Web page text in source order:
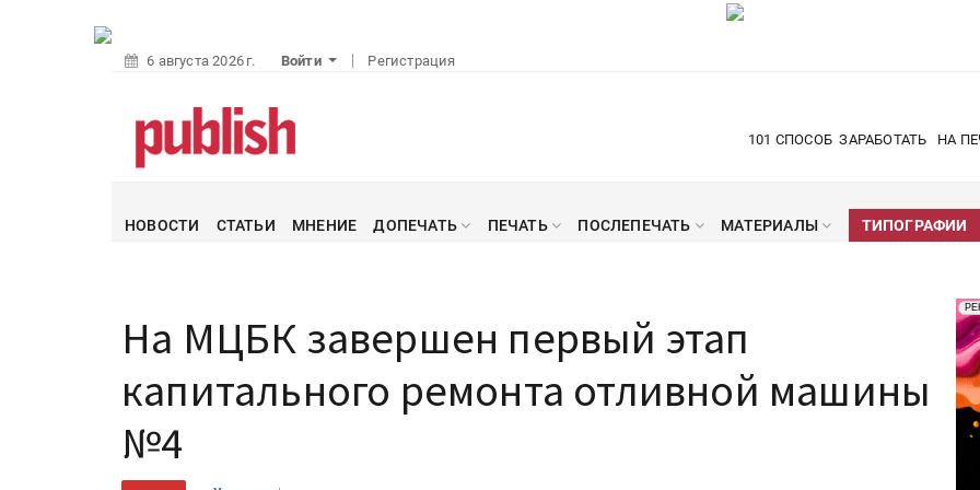
6 августа 2026 г. Войти Регистрация
101 СПОСОБ ЗАРАБОТАТЬ НА
НОВОСТИ СТАТЬИ МНЕНИЕ ДОПЕЧАТЬ ПЕЧАТЬ ПОСЛЕПЕЧАТЬ МАТЕРИАЛЫ ТИПОГРАФИИ
На МЦБК завершен первый этап
капитального ремонта отливной машины
№4